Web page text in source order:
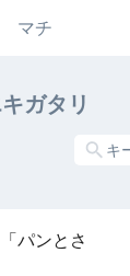
マチ
ガタリ
パンとさ